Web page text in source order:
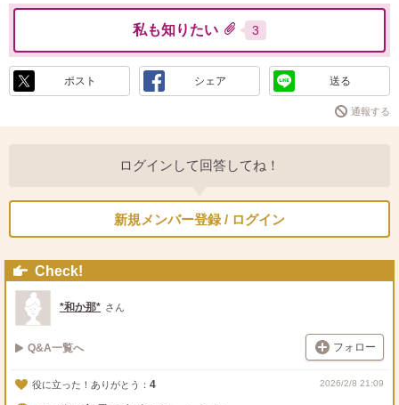
私も知りたい 3
ポスト シェア 送る
通報する
ログインして回答してね！
新規メンバー登録 / ログイン
Check!
*和か那* さん
Q&A一覧へ フォロー
役に立った！ありがとう： 4 2026/2/8 21:09